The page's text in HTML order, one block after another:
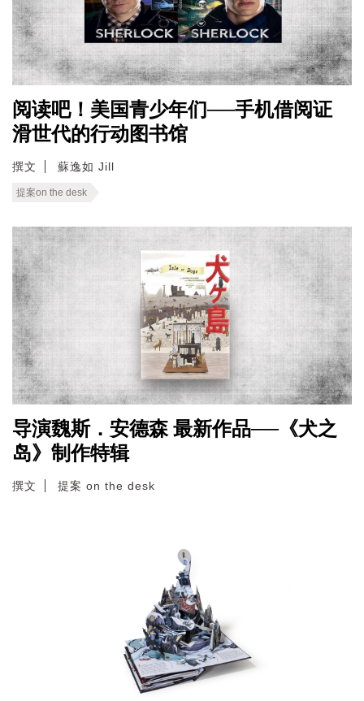
阅读吧！美国青少年们──手机借阅证
滑世代的行动图书馆
撰文 蘇逸如 Jill
提案on the desk
导演魏斯．安德森 最新作品──《犬之
岛》制作特辑
撰文 提案 on the desk